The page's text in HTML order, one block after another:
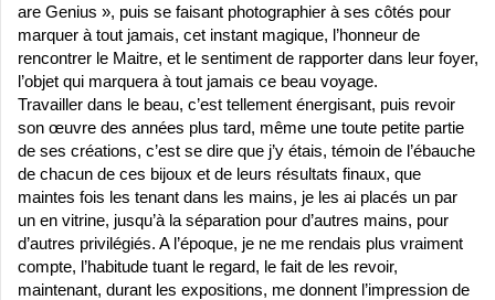
are Genius », puis se faisant photographier à ses côtés pour
marquer à tout jamais, cet instant magique, l’honneur de
rencontrer le Maitre, et le sentiment de rapporter dans leur foyer,
l’objet qui marquera à tout jamais ce beau voyage.
Travailler dans le beau, c’est tellement énergisant, puis revoir
son œuvre des années plus tard, même une toute petite partie
de ses créations, c’est se dire que j’y étais, témoin de l’ébauche
de chacun de ces bijoux et de leurs résultats finaux, que
maintes fois les tenant dans les mains, je les ai placés un par
un en vitrine, jusqu’à la séparation pour d’autres mains, pour
d’autres privilégiés. A l’époque, je ne me rendais plus vraiment
compte, l’habitude tuant le regard, le fait de les revoir,
maintenant, durant les expositions, me donnent l’impression de